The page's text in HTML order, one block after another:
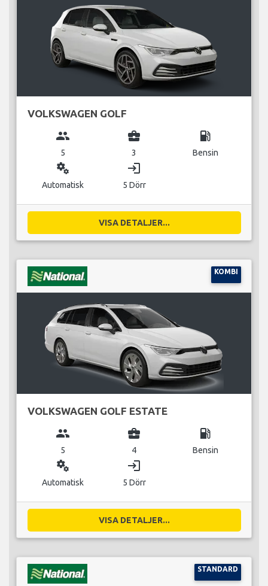
VOLKSWAGEN GOLF
group
5
business_center
3
local_gas_station
Bensin
miscellaneous_services
Automatisk
login
5 Dörr
VISA DETALJER...
KOMBI
VOLKSWAGEN GOLF ESTATE
group
5
business_center
4
local_gas_station
Bensin
miscellaneous_services
Automatisk
login
5 Dörr
VISA DETALJER...
STANDARD